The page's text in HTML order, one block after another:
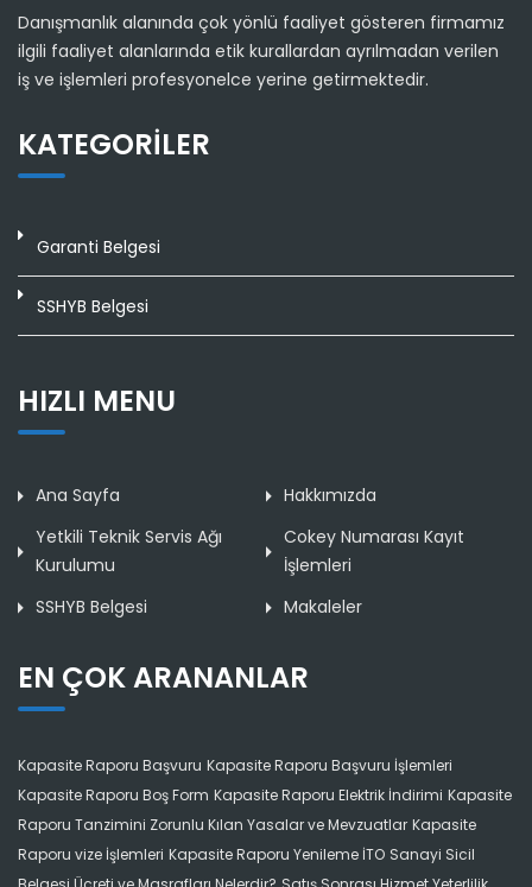
Danışmanlık alanında çok yönlü faaliyet gösteren firmamız
ilgili faaliyet alanlarında etik kurallardan ayrılmadan verilen
iş ve işlemleri profesyonelce yerine getirmektedir.
KATEGORILER
Garanti Belgesi
SSHYB Belgesi
HIZLI MENU
Ana Sayfa
Hakkımızda
Yetkili Teknik Servis Ağı
Kurulumu
Cokey Numarası Kayıt
İşlemleri
SSHYB Belgesi
Makaleler
EN ÇOK ARANANLAR
Kapasite Raporu Başvuru Kapasite Raporu Başvuru İşlemleri
Kapasite Raporu Boş Form Kapasite Raporu Elektrik İndirimi Kapasite
Raporu Tanzimini Zorunlu Kılan Yasalar ve Mevzuatlar Kapasite
Raporu vize İşlemleri Kapasite Raporu Yenileme İTO Sanayi Sicil